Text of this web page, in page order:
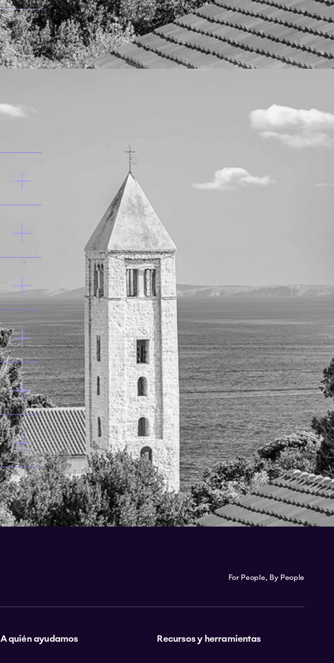
Desempleo
© 2024 -WBG•ILO
52.1% Participación en la fuerza laboral
47.2% Participación femenina en la fuerza laboral
80% Acceso a atención sanitaria
For People, By People
A quién ayudamos Recursos y herramientas